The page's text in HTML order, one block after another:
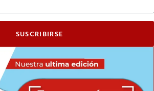
SUSCRIBIRSE